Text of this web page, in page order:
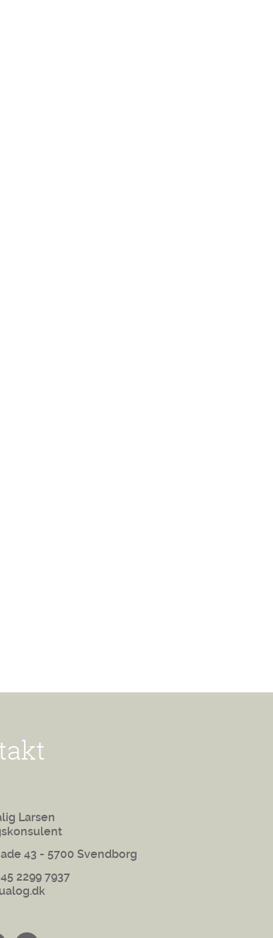
Larsen
43 - 5700 Svendborg
2299 7937